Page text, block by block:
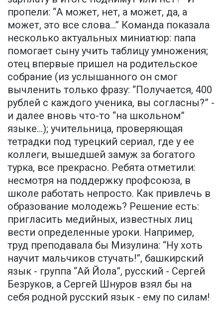
пропели: “А может, нет, а может, да, а
может, это все слова…” Команда показала
несколько актуальных миниатюр: папа
помогает сыну учить таблицу умножения;
отец впервые пришел на родительское
собрание (из услышанного он смог
вычленить только фразу: “Получается, 400
рублей с каждого ученика, вы согласны?” -
и далее вновь что-то “на школьном”
языке…); учительница, проверяющая
тетрадки под турецкий сериал, где у ее
коллеги, вышедшей замуж за богатого
турка, все прекрасно. Ребята отметили:
несмотря на поддержку профсоюза, в
школе работать непросто. Как привлечь в
образование молодежь? Решение есть:
пригласить медийных, известных лиц
вести определенные уроки. Например,
труд преподавала бы Мизулина: “Ну хоть
научит мальчиков стучать!”, башкирский
язык - группа “Ай Йола”, русский - Сергей
Безруков, а Сергей Шнуров взял бы на
себя родной русский язык - ему по силам!